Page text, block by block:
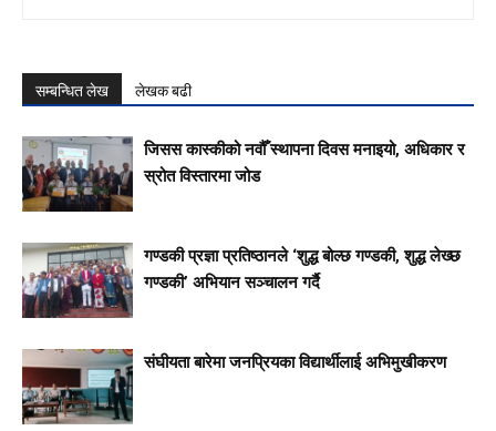
सम्बन्धित लेख लेखक बढी
जिसस कास्कीको नवौँ स्थापना दिवस मनाइयो, अधिकार र
स्रोत विस्तारमा जोड
गण्डकी प्रज्ञा प्रतिष्ठानले ‘शुद्ध बोल्छ गण्डकी, शुद्ध लेख्छ
गण्डकी’ अभियान सञ्चालन गर्दै
संघीयता बारेमा जनप्रियका विद्यार्थीलाई अभिमुखीकरण